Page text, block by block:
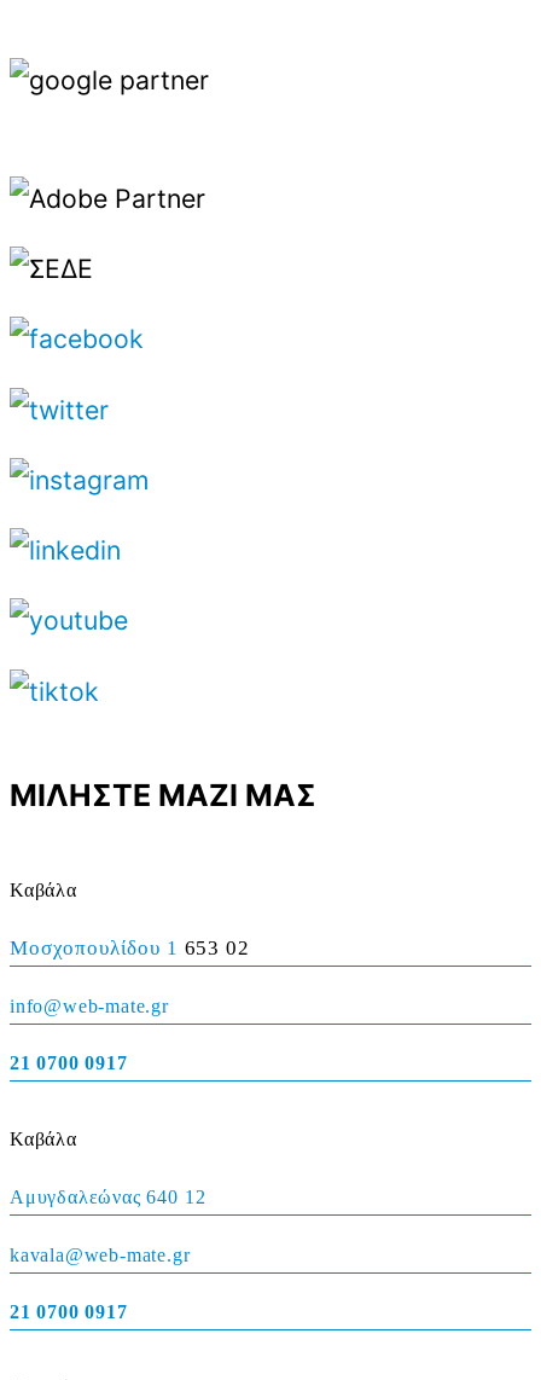
ΜΙΛΗΣΤΕ ΜΑΖΙ ΜΑΣ
Καβάλα
Μοσχοπουλίδου 1 653 02
info@web-mate.gr
21 0700 0917
Καβάλα
Αμυγδαλεώνας 640 12
kavala@web-mate.gr
21 0700 0917